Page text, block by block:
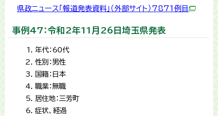
県政ニュース「報道発表資料」（外部サイト）7871例目
事例47：令和2年11月26日埼玉県発表
年代：60代
性別：男性
国籍：日本
職業：無職
居住地：三芳町
症状、経過